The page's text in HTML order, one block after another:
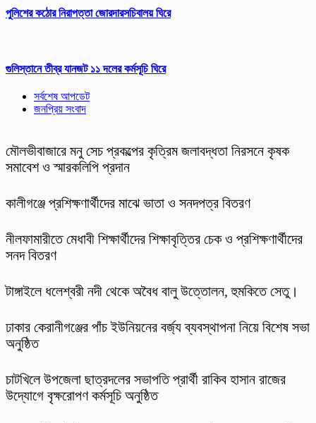
পুলিশের কঠোর নিরাপত্তা জোরদারসচিবালয় ঘিরে
গুলিস্তানে তীব্র যানজট ১১ দলের কর্মসূচি ঘিরে
সর্বশেষ আপডেট
জনপ্রিয় সংবাদ
মৌলভীবাজারে মনু সেচ প্রকল্পের কৃত্রিম জলাবদ্ধতা নিরসনে কৃষক
সমাবেশ ও স্মারকলিপি প্রদান
কালীগঞ্জে প্রশিক্ষণার্থীদের মাঝে ভাতা ও সনদপত্র বিতরণ
নীলফামারীতে মেধাবী শিক্ষার্থীদের শিক্ষাবৃত্তির চেক ও প্রশিক্ষণার্থীদের
সনদ বিতরণ
টাঙ্গাইলে ধলেশ্বরী নদী থেকে অবৈধ বালু উত্তোলন, হুমকিতে সেতু।
ঢাকার কেরানীগঞ্জের পাঁচ ইউনিয়নের বর্জ্য ব্যবস্থাপনা নিয়ে বিশেষ সভা
অনুষ্ঠিত
চাটখিলে উপজেলা ছাত্রদলের সভাপতি প্রার্থী রাকিব হাসান রাজের
উদ্যোগে বৃক্ষরোপণ কর্মসূচি অনুষ্ঠিত